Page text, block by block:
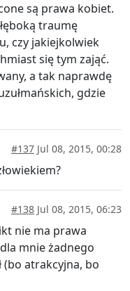
są prawa kobiet.
traumę
czy jakiejkolwiek
się tym zająć.
a tak naprawdę
gdzie
#137 Jul 08, 2015, 00:28
#138 Jul 08, 2015, 06:23
nie ma prawa
mnie żadnego
(bo atrakcyjna, bo